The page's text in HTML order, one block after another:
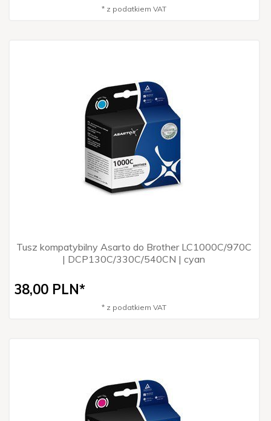
* z podatkiem VAT
Tusz kompatybilny Asarto do Brother LC1000C/970C
| DCP130C/330C/540CN | cyan
38,00 PLN*
* z podatkiem VAT